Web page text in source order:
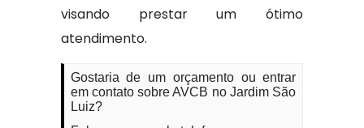
visando prestar um ótimo
atendimento.
Gostaria de um orçamento ou entrar
em contato sobre AVCB no Jardim São
Luiz?